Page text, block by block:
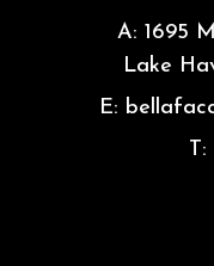
A:1695
Lake
E:
T: